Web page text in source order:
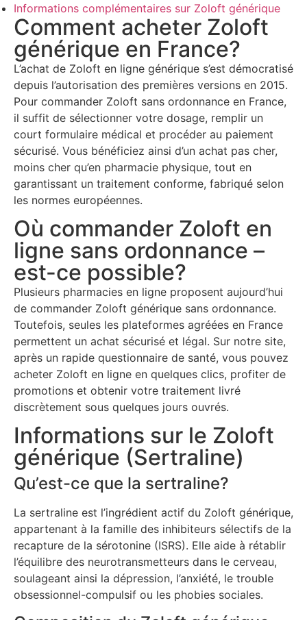
Informations complémentaires sur Zoloft générique
Comment acheter Zoloft
générique en France?
L’achat de Zoloft en ligne générique s’est démocratisé
depuis l’autorisation des premières versions en 2015.
Pour commander Zoloft sans ordonnance en France,
il suffit de sélectionner votre dosage, remplir un
court formulaire médical et procéder au paiement
sécurisé. Vous bénéficiez ainsi d’un achat pas cher,
moins cher qu’en pharmacie physique, tout en
garantissant un traitement conforme, fabriqué selon
les normes européennes.
Où commander Zoloft en
ligne sans ordonnance –
est-ce possible?
Plusieurs pharmacies en ligne proposent aujourd’hui
de commander Zoloft générique sans ordonnance.
Toutefois, seules les plateformes agréées en France
permettent un achat sécurisé et légal. Sur notre site,
après un rapide questionnaire de santé, vous pouvez
acheter Zoloft en ligne en quelques clics, profiter de
promotions et obtenir votre traitement livré
discrètement sous quelques jours ouvrés.
Informations sur le Zoloft
générique (Sertraline)
Qu’est-ce que la sertraline?
La sertraline est l’ingrédient actif du Zoloft générique,
appartenant à la famille des inhibiteurs sélectifs de la
recapture de la sérotonine (ISRS). Elle aide à rétablir
l’équilibre des neurotransmetteurs dans le cerveau,
soulageant ainsi la dépression, l’anxiété, le trouble
obsessionnel-compulsif ou les phobies sociales.